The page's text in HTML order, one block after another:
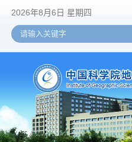
2026年8月6日 星期四